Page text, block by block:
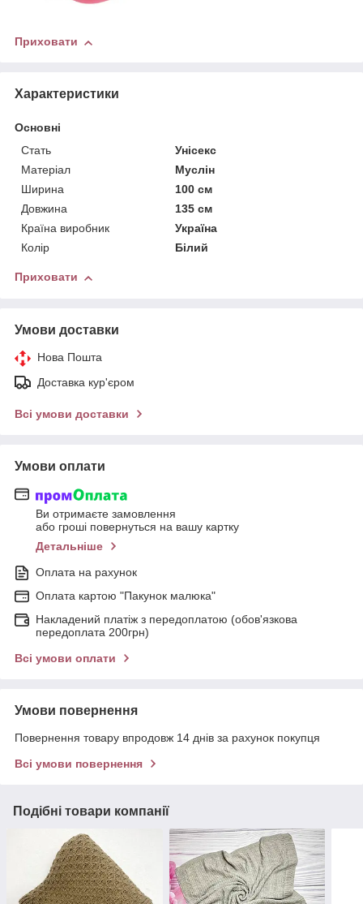
Приховати
Характеристики
Основні
Стать
Унісекс
Матеріал
Муслін
Ширина
100 см
Довжина
135 см
Країна виробник
Україна
Колір
Білий
Приховати
Умови доставки
Нова Пошта
Доставка кур'єром
Всі умови доставки
Умови оплати
Ви отримаєте замовлення
або гроші повернуться на вашу картку
Детальніше
Оплата на рахунок
Оплата картою "Пакунок малюка"
Накладений платіж з передоплатою (обов'язкова
передоплата 200грн)
Всі умови оплати
Умови повернення
Повернення товару впродовж 14 днів за рахунок покупця
Всі умови повернення
Подібні товари компанії